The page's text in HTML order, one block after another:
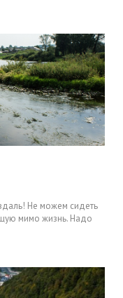
Не можем сидеть
мимо жизнь. Надо